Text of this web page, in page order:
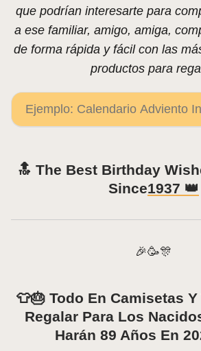
que podrían interesarte para
a ese familiar, amigo, amiga,
de forma rápida y fácil con las
productos para
🔝 The Best Birthday
Since1937 👑
🎉🥳🎊
👕🎂 Todo En Camisetas
Regalar Para Los
Harán 89 Años En